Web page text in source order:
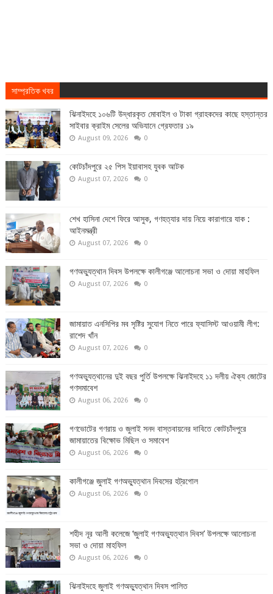
সাম্প্রতিক খবর
ঝিনাইদহে ১০৬টি উদ্ধারকৃত মোবাইল ও টাকা গ্রাহকদের কাছে হস্তান্তর
সাইবার ক্রাইম সেলের অভিযানে গ্রেফতার ১৯
August 09, 2026 0
কোটচাঁদপুরে ২৫ পিস ইয়াবাসহ যুবক আটক
August 07, 2026 0
শেখ হাসিনা দেশে ফিরে আসুক, গণহত্যার দায় নিয়ে কারাগারে যাক :
আইনমন্ত্রী
August 07, 2026 0
গণঅভ্যুত্থান দিবস উপলক্ষে কালীগঞ্জে আলোচনা সভা ও দোয়া মাহফিল
August 07, 2026 0
জামায়াত এনসিপির মব সৃষ্টির সুযোগ নিতে পারে ফ্যাসিস্ট আওয়ামী লীগ:
রাশেদ খাঁন
August 07, 2026 0
গণঅভ্যুত্থানের দুই বছর পুর্তি উপলক্ষে ঝিনাইদহে ১১ দলীয় ঐক্য জোটের
গণসমাবেশ
August 06, 2026 0
গণভোটের গণরায় ও জুলাই সনদ বাস্তবায়নের দাবিতে কোটচাঁদপুরে
জামায়াতের বিক্ষোভ মিছিল ও সমাবেশ
August 06, 2026 0
কালীগঞ্জে জুলাই গণঅভ্যুত্থান দিবসের হট্রগোল
August 06, 2026 0
শহীদ নূর আলী কলেজে ‘জুলাই গণঅভ্যুত্থান দিবস’ উপলক্ষে আলোচনা
সভা ও দোয়া মাহফিল
August 06, 2026 0
ঝিনাইদহে জুলাই গণঅভ্যুত্থান দিবস পালিত